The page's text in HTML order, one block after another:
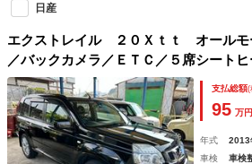
日産
エクストレイル ２０Ｘｔｔ オールモ
／バックカメラ／ＥＴＣ／５席シート
／ダウンヒルアシスト／ＨＩＤライト／
カプロンシート
支払総額(
95 万円
年式 2013
車検
車検